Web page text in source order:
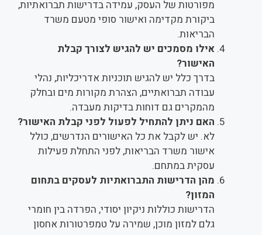
מפורטות של העסק, עמידה בדרישות תברואתיות,
ביקורת מקדימה ואישור סופי מטעם משרד
הבריאות.
אילו מסמכים יש להגיש לצורך קבלת
האישור?
בדרך כלל יש להגיש תוכניות אדריכליות, נהלי
עבודה תברואתיים, הצהרת מקורות מים ובחלק
מהמקרים גם דוחות בדיקות מעבדה.
האם ניתן להתחיל לפעול לפני קבלת האישור?
לא. יש לקבל את כל האישורים הנדרשים, כולל
אישור משרד הבריאות, לפני התחלת פעילות
עסקית במתחם.
מהן הדרישות התברואתיות לעסקים בתחום
המזון?
הדרישות כוללות ניקיון יסודי, הפרדה בין חומרי
גלם למזון מוכן, שמירה על טמפרטורות אחסון